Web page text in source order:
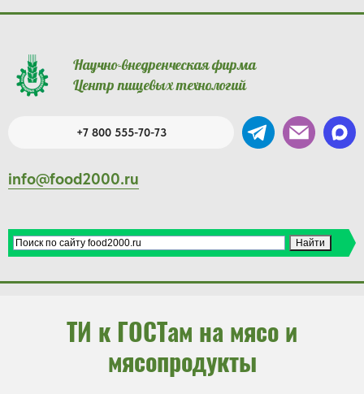
Научно-внедренческая фирма
Центр пищевых технологий
+7 800 555-70-73
info@food2000.ru
ТИ к ГОСТам на мясо и
мясопродукты